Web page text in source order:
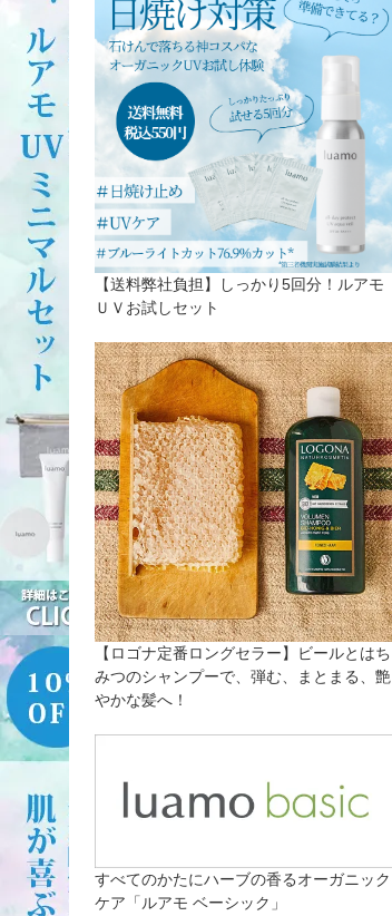
【送料弊社負担】しっかり5回分！ルアモ
ＵＶお試しセット
【ロゴナ定番ロングセラー】ビールとはち
みつのシャンプーで、弾む、まとまる、艶
やかな髪へ！
すべてのかたにハーブの香るオーガニック
ケア「ルアモ ベーシック」